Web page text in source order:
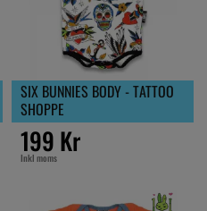
SIX BUNNIES BODY - TATTOO
SHOPPE
199 Kr
Inkl moms